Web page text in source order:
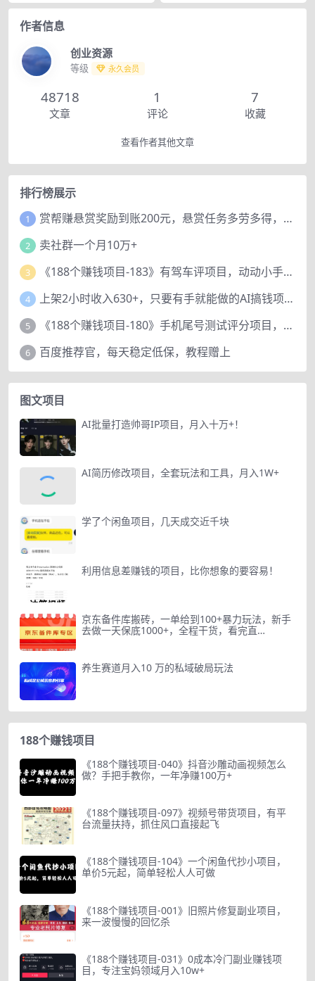
作者信息
创业资源
等级 永久会员
48718
文章
1
评论
7
收藏
查看作者其他文章
排行榜展示
1 赏帮赚悬赏奖励到账200元，悬赏任务多劳多得，人人可做。
2 卖社群一个月10万+
3 《188个赚钱项目-183》有驾车评项目，动动小手，复制粘贴赚44元！
4 上架2小时收入630+，只要有手就能做的AI搞钱项目，奶奶看完都能学会!
5 《188个赚钱项目-180》手机尾号测试评分项目，短视频直播日赚200+
6 百度推荐官，每天稳定低保，教程赠上
图文项目
AI批量打造帅哥IP项目，月入十万+！
AI简历修改项目，全套玩法和工具，月入1W+
学了个闲鱼项目，几天成交近千块
利用信息差赚钱的项目，比你想象的要容易！
京东备件库搬砖，一单给到100+暴力玩法，新手
去做一天保底1000+，全程干货，看完直…
养生赛道月入10 万的私域破局玩法
188个赚钱项目
《188个赚钱项目-040》抖音沙雕动画视频怎么
做？手把手教你，一年净赚100万+
《188个赚钱项目-097》视频号带货项目，有平
台流量扶持，抓住风口直接起飞
《188个赚钱项目-104》一个闲鱼代抄小项目，
单价5元起，简单轻松人人可做
《188个赚钱项目-001》旧照片修复副业项目，
来一波慢慢的回忆杀
《188个赚钱项目-031》0成本冷门副业赚钱项
目，专注宝妈领域月入10w+